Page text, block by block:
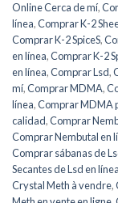
Online Cerca de mí,
línea,Comprar K-2
Comprar K-2 SpiceS,
en línea,Comprar K-2
en línea,Comprar Lsd,
mí,Comprar MDMA,
línea,Comprar MDMA
calidad,Comprar
Comprar Nembutal en
Comprar sábanas de
Secantes de Lsd en línea
Crystal Meth à vendre,